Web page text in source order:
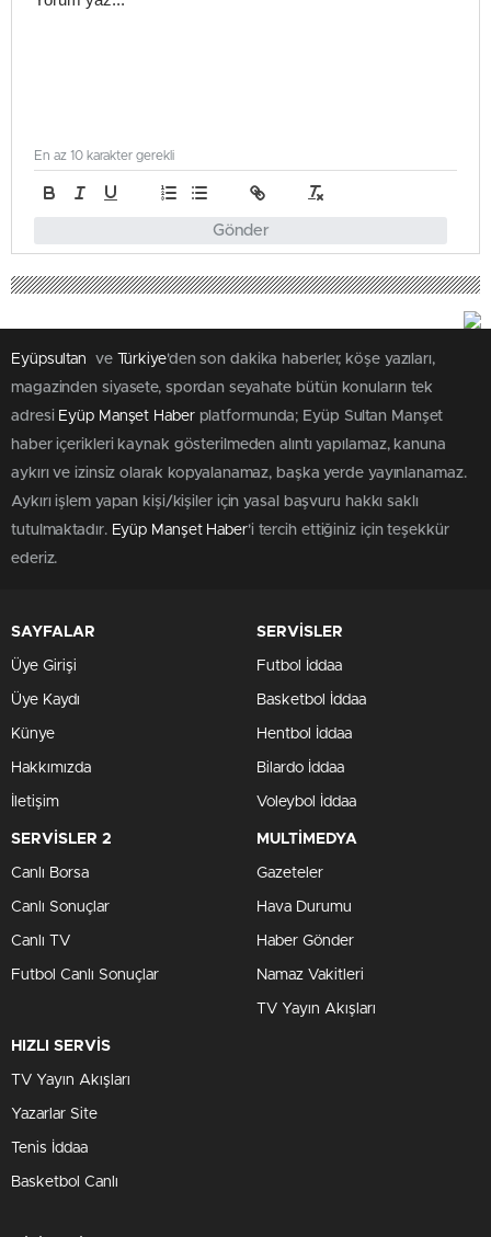
Gönder
En az 10 karakter gerekli
Eyüpsultan ve Türkiye'den son dakika haberler, köşe yazıları,
magazinden siyasete, spordan seyahate bütün konuların tek
adresi Eyüp Manşet Haber platformunda; Eyüp Sultan Manşet
haber içerikleri kaynak gösterilmeden alıntı yapılamaz, kanuna
aykırı ve izinsiz olarak kopyalanamaz, başka yerde yayınlanamaz.
Aykırı işlem yapan kişi/kişiler için yasal başvuru hakkı saklı
tutulmaktadır. Eyüp Manşet Haber'i tercih ettiğiniz için teşekkür
ederiz.
SAYFALAR
Üye Girişi
Üye Kaydı
Künye
Hakkımızda
İletişim
SERVİSLER
Futbol İddaa
Basketbol İddaa
Hentbol İddaa
Bilardo İddaa
Voleybol İddaa
SERVİSLER 2
Canlı Borsa
Canlı Sonuçlar
Canlı TV
Futbol Canlı Sonuçlar
MULTİMEDYA
Gazeteler
Hava Durumu
Haber Gönder
Namaz Vakitleri
TV Yayın Akışları
HIZLI SERVİS
TV Yayın Akışları
Yazarlar Site
Tenis İddaa
Basketbol Canlı